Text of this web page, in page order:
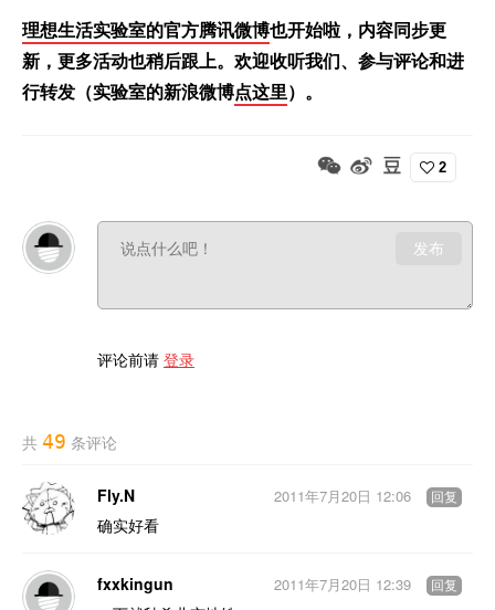
理想生活实验室的官方腾讯微博也开始啦，内容同步更
新，更多活动也稍后跟上。欢迎收听我们、参与评论和进
行转发（实验室的新浪微博点这里）。
2
发布
评论前请 登录
共 49 条评论
Fly.N
确实好看
2011年7月20日 12:06 回复
fxxkingun
2011年7月20日 12:39 回复